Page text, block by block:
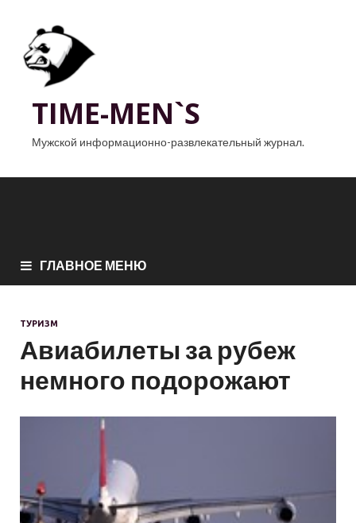
TIME-MEN`S
Мужской информационно-развлекательный журнал.
ГЛАВНОЕ МЕНЮ
ТУРИЗМ
Авиабилеты за рубеж
немного подорожают